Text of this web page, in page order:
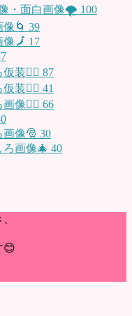
・面白画像🌪 100
🌀 39
像🗾 17
装👯‍♂️ 87
装🧞‍♀️ 41
像🧛‍♂️ 66
像🎅 30
ろ画像🎄 40
😊